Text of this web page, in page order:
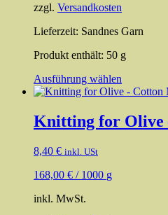
zzgl. Versandkosten
Lieferzeit: Sandnes Garn
Produkt enthält: 50 g
Ausführung wählen
Produkt
mehrere
Varianten
Knitting for Olive
8,40 € inkl. USt
168,00 € / 1000 g
inkl. MwSt.